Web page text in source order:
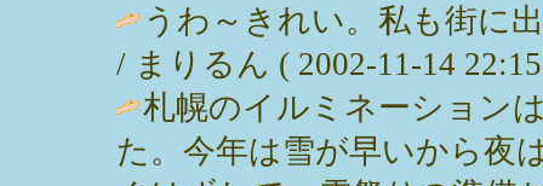
うわ～きれい。私も街に
/ まりるん ( 2002-11-14
札幌のイルミネーション
た。今年は雪が早いから夜